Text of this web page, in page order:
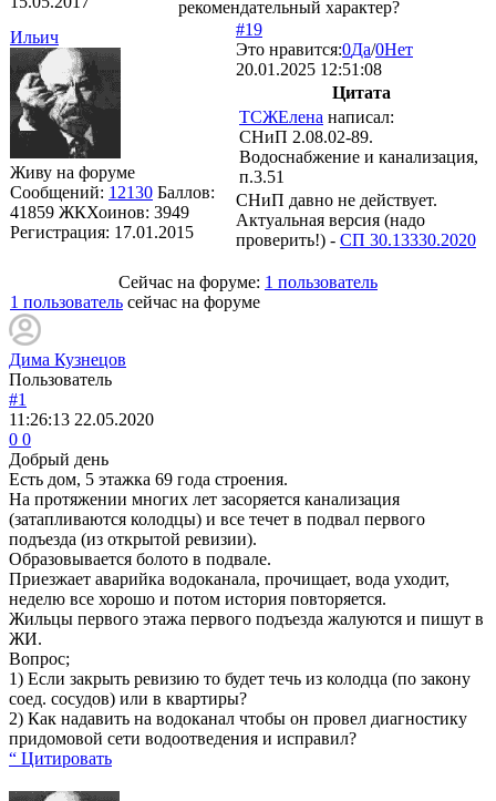
рекомендательный характер?
Ильич
Живу на форуме
Сообщений: 12130 Баллов:
41859 ЖКХоинов: 3949
Регистрация: 17.01.2015
#19
Это нравится:0Да/0Нет
20.01.2025 12:51:08
Цитата
ТСЖЕлена написал:
СНиП 2.08.02-89.
Водоснабжение и канализация,
п.3.51
СНиП давно не действует.
Актуальная версия (надо
проверить!) - СП 30.13330.2020
Сейчас на форуме: 1 пользователь
1 пользователь сейчас на форуме
Дима Кузнецов
Пользователь
#1
11:26:13 22.05.2020
0 0
Добрый день
Есть дом, 5 этажка 69 года строения.
На протяжении многих лет засоряется канализация
(затапливаются колодцы) и все течет в подвал первого
подъезда (из открытой ревизии).
Образовывается болото в подвале.
Приезжает аварийка водоканала, прочищает, вода уходит,
неделю все хорошо и потом история повторяется.
Жильцы первого этажа первого подъезда жалуются и пишут в
ЖИ.
Вопрос;
1) Если закрыть ревизию то будет течь из колодца (по закону
соед. сосудов) или в квартиры?
2) Как надавить на водоканал чтобы он провел диагностику
придомовой сети водоотведения и исправил?
“ Цитировать